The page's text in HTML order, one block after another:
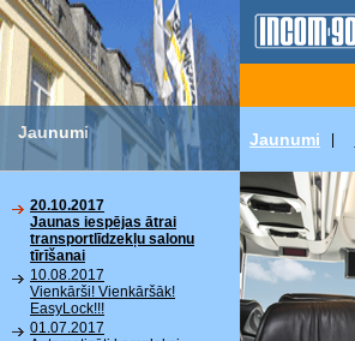
Jaunumi Jaunumi
20.10.2017
Jaunas iespējas ātrai
transportlīdzekļu salonu
tīrīšanai
10.08.2017
Vienkārši! Vienkāršāk!
EasyLock!!!
01.07.2017